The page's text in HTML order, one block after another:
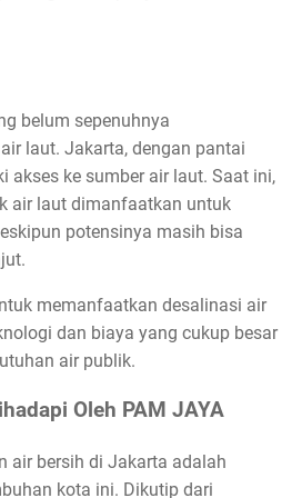
belum sepenuhnya
laut. Jakarta, dengan pantai
akses ke sumber air laut. Saat ini,
air laut dimanfaatkan untuk
potensinya masih bisa
memanfaatkan desalinasi air
dan biaya yang cukup besar
air publik.
Oleh PAM JAYA
air bersih di Jakarta adalah
kota ini. Dikutip dari